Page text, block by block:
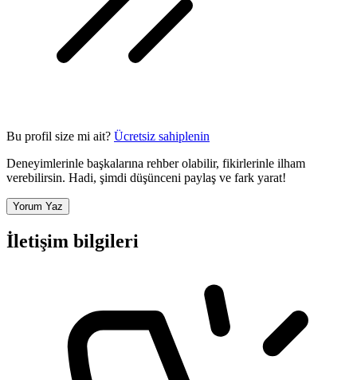
Bu profil size mi ait? Ücretsiz sahiplenin
Deneyimlerinle başkalarına rehber olabilir, fikirlerinle ilham
verebilirsin. Hadi, şimdi düşünceni paylaş ve fark yarat!
Yorum Yaz
İletişim bilgileri